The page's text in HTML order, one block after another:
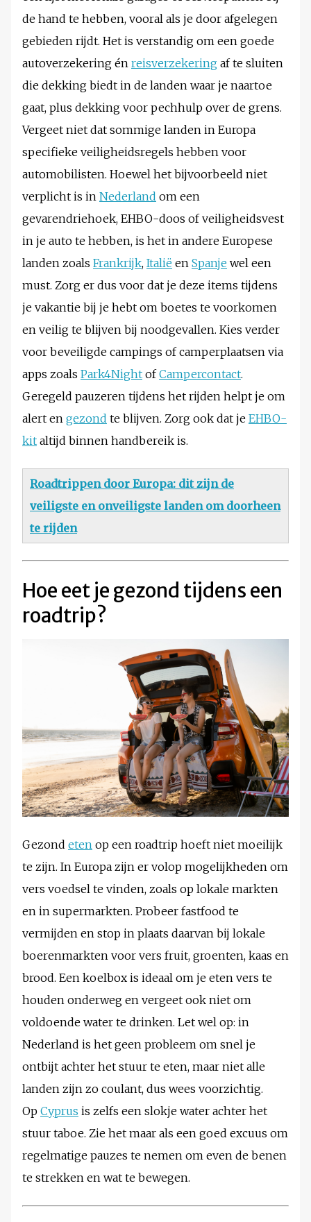
de hand te hebben, vooral als je door afgelegen
gebieden rijdt. Het is verstandig om een goede
autoverzekering én reisverzekering af te sluiten
die dekking biedt in de landen waar je naartoe
gaat, plus dekking voor pechhulp over de grens.
Vergeet niet dat sommige landen in Europa
specifieke veiligheidsregels hebben voor
automobilisten. Hoewel het bijvoorbeeld niet
verplicht is in Nederland om een
gevarendriehoek, EHBO-doos of veiligheidsvest
in je auto te hebben, is het in andere Europese
landen zoals Frankrijk, Italië en Spanje wel een
must. Zorg er dus voor dat je deze items tijdens
je vakantie bij je hebt om boetes te voorkomen
en veilig te blijven bij noodgevallen. Kies verder
voor beveiligde campings of camperplaatsen via
apps zoals Park4Night ofCampercontact.
Geregeld pauzeren tijdens het rijden helpt je om
alert en gezond te blijven. Zorg ook dat je EHBO-
kit altijd binnen handbereik is.
Roadtrippen door Europa: dit zijn de
veiligste en onveiligste landen om doorheen
te rijden
Hoe eet je gezond tijdens een
roadtrip?
Gezond eten op een roadtrip hoeft niet moeilijk
te zijn. In Europa zijn er volop mogelijkheden om
vers voedsel te vinden, zoals op lokale markten
en in supermarkten. Probeer fastfood te
vermijden en stop in plaats daarvan bij lokale
boerenmarkten voor vers fruit, groenten, kaas en
brood. Een koelbox is ideaal om je eten vers te
houden onderweg en vergeet ook niet om
voldoende water te drinken. Let wel op: in
Nederland is het geen probleem om snel je
ontbijt achter het stuur te eten, maar niet alle
landen zijn zo coulant, dus wees voorzichtig.
Op Cyprus is zelfs een slokje water achter het
stuur taboe. Zie het maar als een goed excuus om
regelmatige pauzes te nemen om even de benen
te strekken en wat te bewegen.